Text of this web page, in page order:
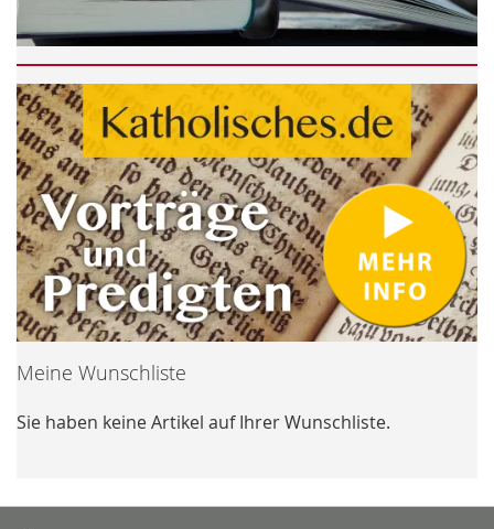
Meine Wunschliste
Sie haben keine Artikel auf Ihrer Wunschliste.